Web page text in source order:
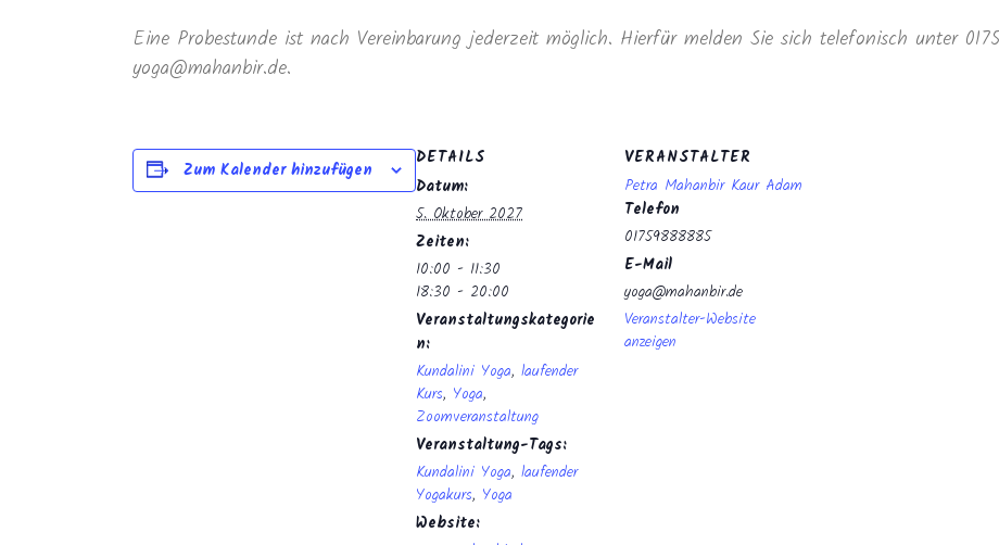
Eine Probestunde ist nach Vereinbarung jederzeit möglich. Hierfür melden Sie sich telefonisch unter
yoga@mahanbir.de.
Zum Kalender hinzufügen
DETAILS
Datum:
5. Oktober 2027
Zeiten:
10:00 - 11:30
18:30 - 20:00
Veranstaltungskategorie
n:
Kundalini Yoga, laufender
Kurs, Yoga,
Zoomveranstaltung
Veranstaltung-Tags:
Kundalini Yoga, laufender
Yogakurs, Yoga
Website:
VERANSTALTER
Petra Mahanbir Kaur Adam
Telefon
01759888885
E-Mail
yoga@mahanbir.de
Veranstalter-Website
anzeigen